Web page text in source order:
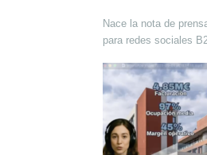
Nace la nota de
para redes sociales